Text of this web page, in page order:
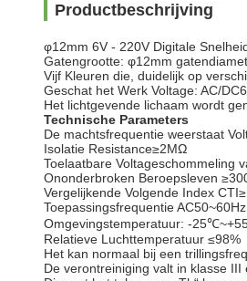
Productbeschrijving
φ12mm 6V - 220V Digitale
Gatengrootte: φ12mm
Vijf Kleuren die, duidelijk op
Geschat het Werk Voltage: AC/
Het lichtgevende lichaam wordt
Technische Parameters
De machtsfrequentie weerstaat
Isolatie Resistance≥2MΩ
Toelaatbare Voltageschommeling
Ononderbroken Beroepsleven
Vergelijkende Volgende Index
Toepassingsfrequentie AC50~60Hz
Omgevingstemperatuur: -
Relatieve Luchttemperatuur ≤98%
Het kan normaal bij een
De verontreiniging valt in klasse